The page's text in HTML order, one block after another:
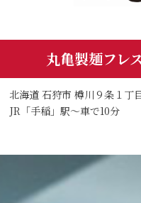
丸亀製麺フレ
北海道 石狩市 樽川９条１丁
JR「手稲」駅～車で10分